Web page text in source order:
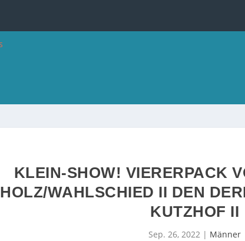
KLEIN-SHOW! VIERERPACK
HOLZ/WAHLSCHIED II DEN
KUTZHOF II
Sep. 26, 2022 | Männer